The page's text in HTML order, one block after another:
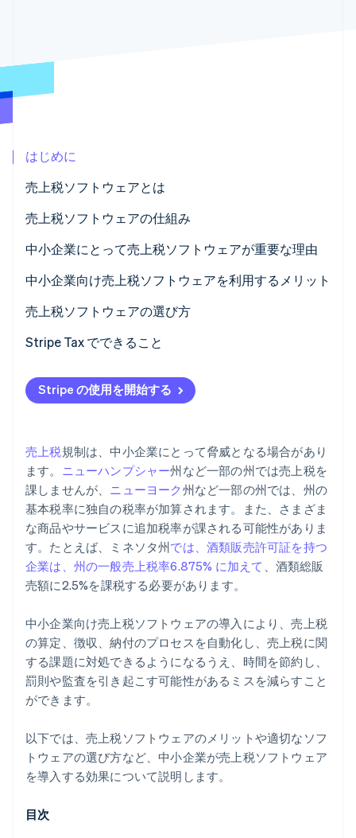
スタートアップの企業設立
Stripe が AI の経済インフラをどのように構築しているかを
こちらをご覧ください
はじめに
売上税ソフトウェアとは
売上税ソフトウェアの仕組み
中小企業にとって売上税ソフトウェアが重要な理由
中小企業向け売上税ソフトウェアを利用するメリット
売上税ソフトウェアの選び方
ビジネスに何が必要かを知る
利用可能なオプションの調査
特徴と機能
既存の業務システムとの統合
拡張性と将来性
セキュリティとデータ保護
コストに関する考慮事項と ROI
Stripe Tax でできること
Stripe の使用を開始する
売上税規制は、中小企業にとって脅威となる場合があり
ます。 ニューハンプシャー州など一部の州では売上税を
課しませんが、 ニューヨーク州など一部の州では、州の
基本税率に独自の税率が加算されます。また、さまざま
な商品やサービスに追加税率が課される可能性がありま
す。たとえば、ミネソタ州では、酒類販売許可証を持つ
企業は、州の一般売上税率6.875% に加えて 、酒類総販
売額に2.5%を課税する必要があります。
中小企業向け売上税ソフトウェアの導入により、売上税
の算定、徴収、納付のプロセスを自動化し、売上税に関
する課題に対処できるようになるうえ、時間を節約し、
罰則や監査を引き起こす可能性があるミスを減らすこと
ができます。
以下では、売上税ソフトウェアのメリットや適切なソフ
トウェアの選び方など、中小企業が売上税ソフトウェア
を導入する効果について説明します。
目次